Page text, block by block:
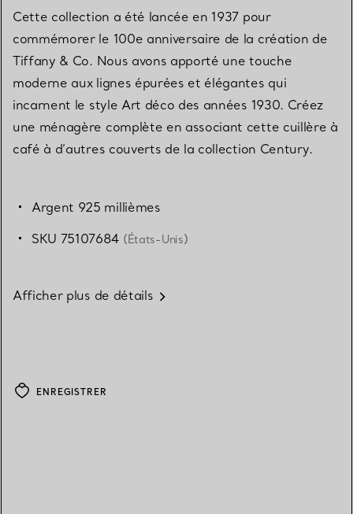
Cette collection a été lancée en 1937 pour
commémorer le 100e anniversaire de la création de
Tiffany & Co. Nous avons apporté une touche
moderne aux lignes épurées et élégantes qui
incarnent le style Art déco des années 1930. Créez
une ménagère complète en associant cette cuillère à
café à d’autres couverts de la collection Century.
Argent 925 millièmes
SKU 75107684 (États-Unis)
Afficher plus de détails
ENREGISTRER